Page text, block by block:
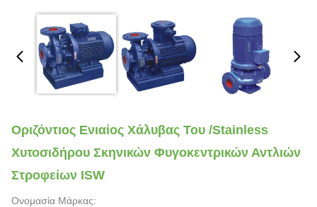
Οριζόντιος Ενιαίος Χάλυβας Του /Stainless
Χυτοσιδήρου Σκηνικών Φυγοκεντρικών Αντλιών
Στροφείων ISW
Ονομασία Μάρκας: